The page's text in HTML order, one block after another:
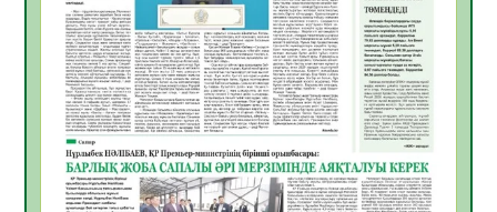
АПВ вакцинасы туралы мәлімет
06.08.2026
33
Open Air: Қызылорда облысы полиция
департаменті 20 мыңнан астам
көрерменнің қауіпсіздігін қамтамасыз етті
06.08.2026
44